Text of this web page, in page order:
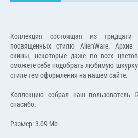
Коллекция состоящая из тридцати
посвященных стилю AlienWare. Архив
скины, некоторые даже во всех
сможете себе подобрать любимую
стиле тем оформления на нашем сайте.
Коллекцию собрал наш пользователь
спасибо.
Размер: 3.09 Mb